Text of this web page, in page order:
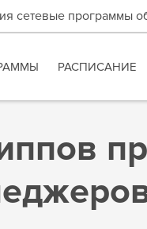
сетевые программы
РАСПИСАНИЕ